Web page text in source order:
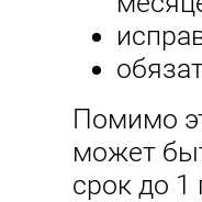
Помимо
может
срок до 1